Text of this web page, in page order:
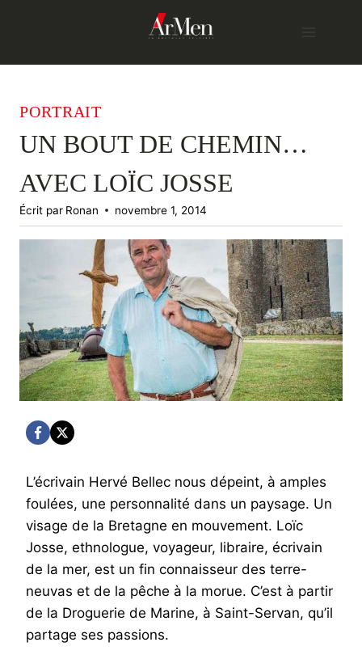
PORTRAIT
UN BOUT DE CHEMIN…
AVEC LOÏC JOSSE
Écrit par Ronan novembre 1, 2014
L’écrivain Hervé Bellec nous dépeint, à amples
foulées, une personnalité dans un paysage. Un
visage de la Bretagne en mouvement. Loïc
Josse, ethnologue, voyageur, libraire, écrivain
de la mer, est un fin connaisseur des terre-
neuvas et de la pêche à la morue. C’est à partir
de la Droguerie de Marine, à Saint-Servan, qu’il
partage ses passions.